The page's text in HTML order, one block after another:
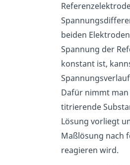
beiden
Spannung der
konstant ist,
Dafür nimmt man
titrierende
Lösung vorliegt
Maßlösung nach
reagieren wird.